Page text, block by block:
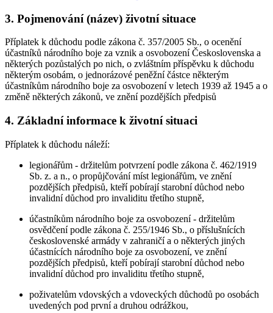
3. Pojmenování (název) životní situace
Příplatek k důchodu podle zákona č. 357/2005 Sb., o ocenění
účastníků národního boje za vznik a osvobození Československa a
některých pozůstalých po nich, o zvláštním příspěvku k důchodu
některým osobám, o jednorázové peněžní částce některým
účastníkům národního boje za osvobození v letech 1939 až 1945 a o
změně některých zákonů, ve znění pozdějších předpisů
4. Základní informace k životní situaci
Příplatek k důchodu náleží:
legionářům - držitelům potvrzení podle zákona č. 462/1919
Sb. z. a n., o propůjčování míst legionářům, ve znění
pozdějších předpisů, kteří pobírají starobní důchod nebo
invalidní důchod pro invaliditu třetího stupně,
účastníkům národního boje za osvobození - držitelům
osvědčení podle zákona č. 255/1946 Sb., o příslušnících
československé armády v zahraničí a o některých jiných
účastnících národního boje za osvobození, ve znění
pozdějších předpisů, kteří pobírají starobní důchod nebo
invalidní důchod pro invaliditu třetího stupně,
poživatelům vdovských a vdoveckých důchodů po osobách
uvedených pod první a druhou odrážkou,